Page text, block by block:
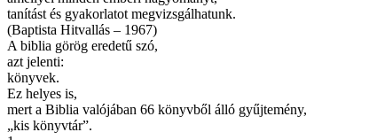
tanítást és gyakorlatot megvizsgálhatunk.
(Baptista Hitvallás – 1967)
A biblia görög eredetű szó,
azt jelenti:
könyvek.
Ez helyes is,
mert a Biblia valójában 66 könyvből álló gyűjtemény,
„kis könyvtár”.